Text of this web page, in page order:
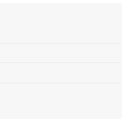
｜9701910
ド有機レーズン＆ヘーゼルナッツチ